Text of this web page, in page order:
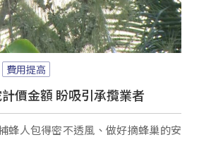
費用提高
價金額 盼吸引承攬業者
蜂人包得密不透風、做好摘蜂巢的安